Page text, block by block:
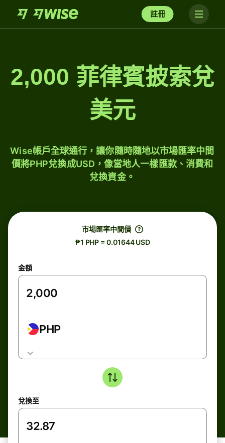
註冊
2,000 菲律賓披索兌
美元
Wise帳戶全球通行，讓你隨時隨地以市場匯率中間
價將PHP兌換成USD，像當地人一樣匯款、消費和
兌換資金。
市場匯率中間價
₱1 PHP = 0.01644 USD
金額
PHP
兌換至